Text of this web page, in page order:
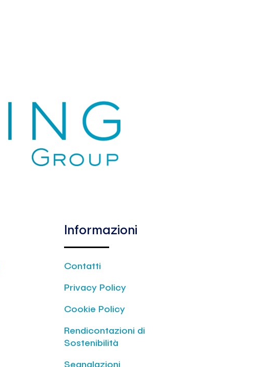
Informazioni
Contatti
Privacy Policy
Cookie Policy
Rendicontazioni di
Sostenibilità
Segnalazioni